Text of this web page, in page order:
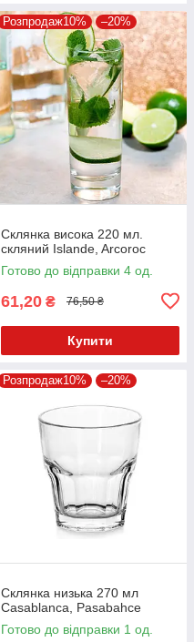
Розпродаж10% –20%
Склянка висока 220 мл.
скляний Islande, Arcoroc
Готово до відправки 4 од.
61,20 ₴ 76,50 ₴
Купити
Розпродаж10% –20%
Склянка низька 270 мл
Casablanca, Pasabahce
Готово до відправки 1 од.